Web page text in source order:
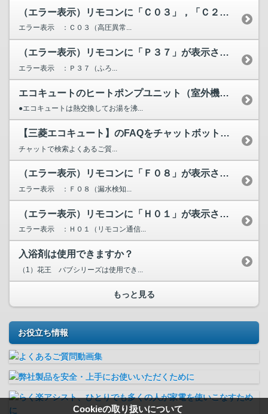
Cookieの取り扱いについて
（エラー表示）リモコンに「Ｃ０３」，「Ｃ２０」，「Ｃ２１」...
エラー表示 ：Ｃ０３（高圧異常...
（エラー表示）リモコンに「Ｐ３７」が表示されています。
エラー表示 ：Ｐ３７（ふろ...
エコキュートのヒートポンプユニット（室外機）から水が漏れる...
●エコキュートは熱交換してお湯を沸...
【三菱エコキュート】のFAQをチャットボットが検索します
チャットで検索よくあるご質...
（エラー表示）リモコンに「Ｆ０８」が表示されています。
エラー表示 ：Ｆ０８（漏水検知...
（エラー表示）リモコンに「Ｈ０１」が表示されています。
エラー表示 ：Ｈ０１（リモコン通信...
入浴剤は使用できますか？
（1）花王 バブシリーズは使用でき...
もっと見る
お役立ち情報